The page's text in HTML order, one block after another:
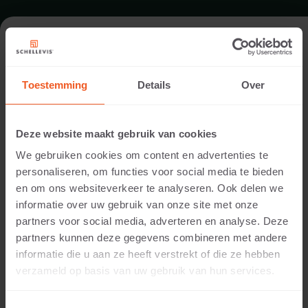
Toestemming Details Over
Deze website maakt gebruik van cookies
We gebruiken cookies om content en advertenties te
personaliseren, om functies voor social media te bieden
en om ons websiteverkeer te analyseren. Ook delen we
informatie over uw gebruik van onze site met onze
partners voor social media, adverteren en analyse. Deze
partners kunnen deze gegevens combineren met andere
informatie die u aan ze heeft verstrekt of die ze hebben
verzameld op basis van uw gebruik van hun services.
ENTREE IN BERGEIJK
Locatie:
Toepassing:
Entree
Fotografie:
Cees Rijnen
Producten:
Grootformaat tegel 200x100x10 Grijs
Zitelement 200x60x40 Grijs
Blokmodel 100x40x20 Grijs